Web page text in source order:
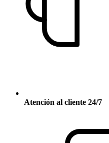
Atención al cliente 24/7